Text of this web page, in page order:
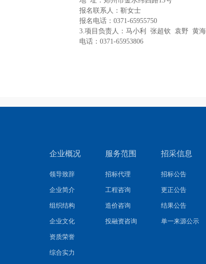
报名联系人：靳女士
报名 电话 ：0371-65955750
3.项目负责人：马小利 张超钦 袁野
黄海
电话 ：0371-65953806
企业概况
领导致辞
企业简介
组织结构
企业文化
资质荣誉
综合实力
服务范围
招标代理
工程咨询
造价咨询
投融资咨询
招采信息
招标公告
更正公告
结果公告
单一来源公示